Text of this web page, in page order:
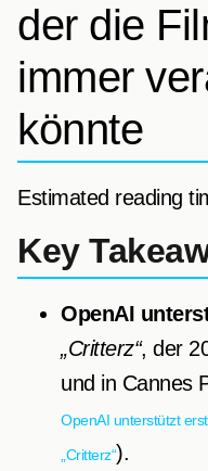
der die
immer
könnte
Estimated reading
Key
OpenAI
„Critterz“, der
und in Cannes
OpenAI unterstützt
„Critterz“).